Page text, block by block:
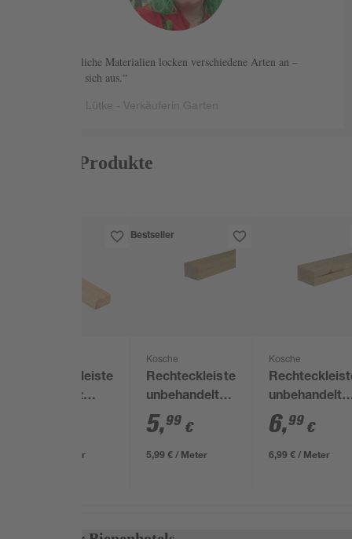
Unterschiedliche Materialien locken verschiedene Arten an –
Vielfalt zahlt sich aus.
Passende Produkte
Rechteckleiste
Nadelholz
3,99 € / Meter
Bestseller
Kosche
Rechteckleiste
unbehandelt
1000 x 40 x 30
mm
5,99 €
5,99 € / Meter
Kosche
unbehandelt
1000 x 50 x 30
mm
6,99 €
6,99 € / Meter